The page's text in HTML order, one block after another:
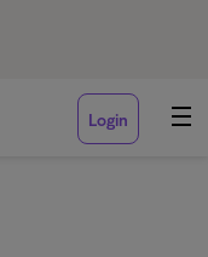
Login